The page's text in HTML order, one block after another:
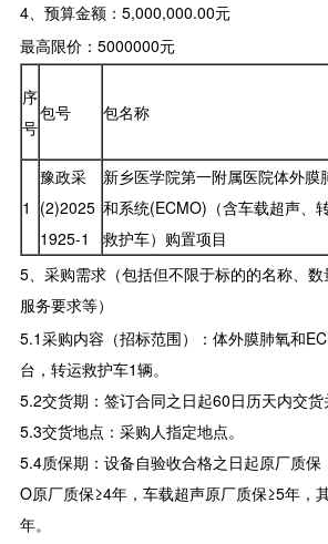
4、预算金额：5,000,000.00元
最高限价：5000000元
序
号
包号 包名称
1
豫政采
(2)2025
1925-1
新乡医学院第一附属医院体外膜
和系统(ECMO)（含车载超声、
救护车）购置项目
5、采购需求（包括但不限于标的的名称、
服务要求等）
5.1采购内容（招标范围）：体外膜肺氧和
台，转运救护车1辆。
5.2交货期：签订合同之日起60日历天内交货
5.3交货地点：采购人指定地点。
5.4质保期：设备自验收合格之日起原厂质保
O原厂质保≥4年，车载超声原厂质保≥5年，
年。